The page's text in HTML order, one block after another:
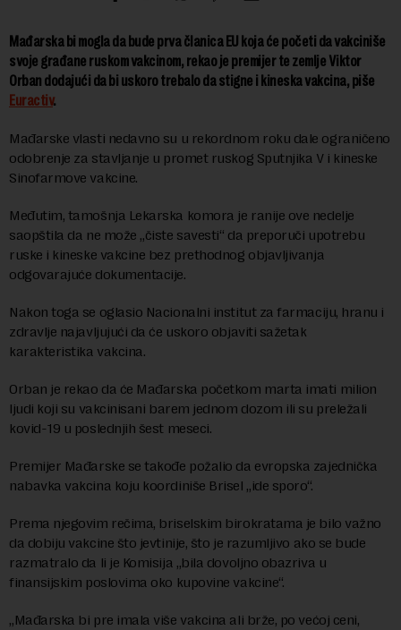
Mađarska bi mogla da bude prva članica EU koja će početi da vakciniše
svoje građane ruskom vakcinom, rekao je premijer te zemlje Viktor
Orban dodajući da bi uskoro trebalo da stigne i kineska vakcina, piše
Euractiv.
Mađarske vlasti nedavno su u rekordnom roku dale ograničeno
odobrenje za stavljanje u promet ruskog Sputnjika V i kineske
Sinofarmove vakcine.
Međutim, tamošnja Lekarska komora je ranije ove nedelje
saopštila da ne može „čiste savesti“ da preporuči upotrebu
ruske i kineske vakcine bez prethodnog objavljivanja
odgovarajuće dokumentacije.
Nakon toga se oglasio Nacionalni institut za farmaciju, hranu i
zdravlje najavljujući da će uskoro objaviti sažetak
karakteristika vakcina.
Orban je rekao da će Mađarska početkom marta imati milion
ljudi koji su vakcinisani barem jednom dozom ili su preležali
kovid-19 u poslednjih šest meseci.
Premijer Mađarske se takođe požalio da evropska zajednička
nabavka vakcina koju koordiniše Brisel „ide sporo“.
Prema njegovim rečima, briselskim birokratama je bilo važno
da dobiju vakcine što jevtinije, što je razumljivo ako se bude
razmatralo da li je Komisija „bila dovoljno obazriva u
finansijskim poslovima oko kupovine vakcine“.
„Mađarska bi pre imala više vakcina ali brže, po većoj ceni,